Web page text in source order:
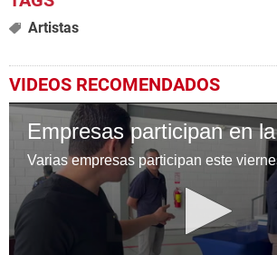
Artistas
VIDEOS RECOMENDADOS